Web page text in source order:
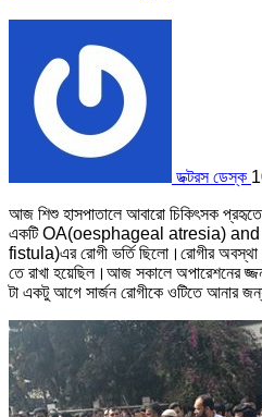
ডক্টরস ডেস্ক
আজ শিশু হাসপাতালে আবারো চিকিৎসক
একটি OA(oesphageal atresia)
fistula)এর রোগী ভর্তি ছিলো।রোগীর
তে রাখা হয়েছিল।আজ সকালে অপারেশনের
টা একটু আগে সার্জন রোগীকে ওটিতে আনার